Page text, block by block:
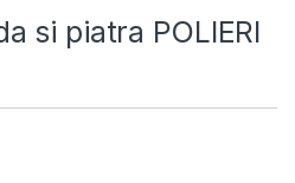
si piatra POLIERI